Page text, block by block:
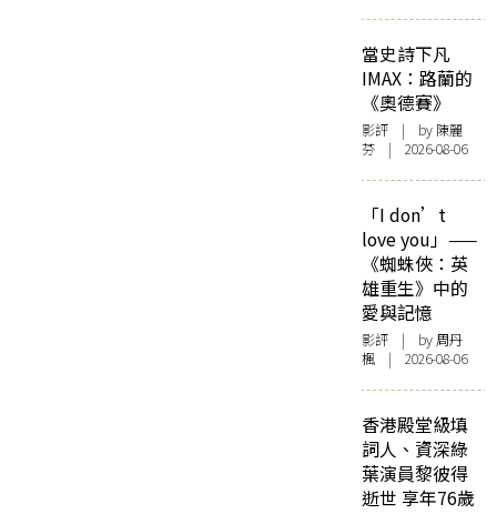
當史詩下凡
IMAX：路蘭的
《奧德賽》
影評 | by 陳麗
芬 | 2026-08-06
「I don’t
love you」——
《蜘蛛俠：英
雄重生》中的
愛與記憶
影評 | by周丹
楓 | 2026-08-06
香港殿堂級填
詞人、資深綠
葉演員黎彼得
逝世 享年76歲